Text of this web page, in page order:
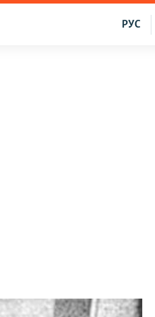
РУС